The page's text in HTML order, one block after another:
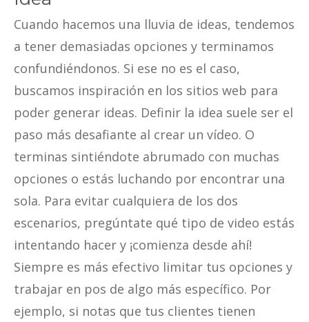
Cuando hacemos una lluvia de ideas, tendemos
a tener demasiadas opciones y terminamos
confundiéndonos. Si ese no es el caso,
buscamos inspiración en los sitios web para
poder generar ideas. Definir la idea suele ser el
paso más desafiante al crear un vídeo. O
terminas sintiéndote abrumado con muchas
opciones o estás luchando por encontrar una
sola. Para evitar cualquiera de los dos
escenarios, pregúntate qué tipo de video estás
intentando hacer y ¡comienza desde ahí!
Siempre es más efectivo limitar tus opciones y
trabajar en pos de algo más específico. Por
ejemplo, si notas que tus clientes tienen